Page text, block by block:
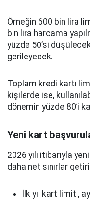
Örneğin 600 bin lira
bin lira harcama
yüzde 50’si
gerileyecek.
Toplam kredi kartı
kişilerde ise,
dönemin yüzde 80’i
Yeni kart
2026 yılı itibarıyla
daha net sınırlar
İlk yıl kart limiti,